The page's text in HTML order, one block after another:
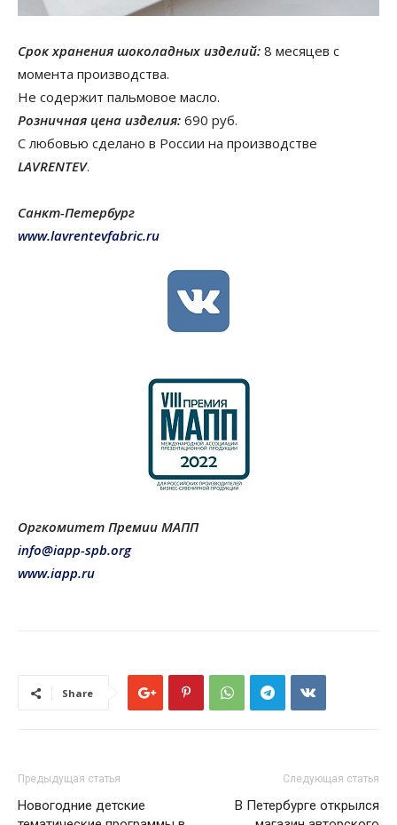
Срок хранения шоколадных изделий: 8 месяцев с
момента производства.
Не содержит пальмовое масло.
Розничная цена изделия: 690 руб.
С любовью сделано в России на производстве
LAVRENTEV.
Санкт-Петербург
www.lavrentevfabric.ru
Оргкомитет Премии МАПП
info@iapp-spb.org
www.iapp.ru
Share
Предыдущая статья
Новогодние детские
Следующая статья
В Петербурге открылся